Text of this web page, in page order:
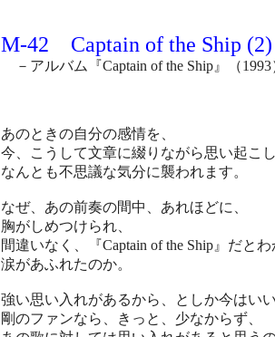
M-42 Captain of the Ship (2)
－アルバム『Captain of the Ship』（1993
あのときの自分の感情を、
今、こうして文章に綴りながら思い起こ
なんとも不思議な気分に襲われます。
なぜ、あの前奏の間中、あれほどに、
胸がしめつけられ、
間違いなく、『Captain of the Ship』だと
涙があふれたのか。
強い思い入れがあるから、としか今はい
剛のファンなら、きっと、少なからず、